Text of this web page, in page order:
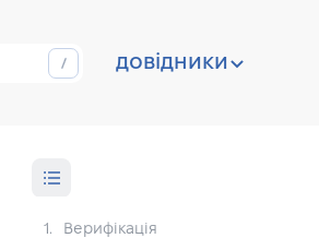
довідники
1. Верифікація